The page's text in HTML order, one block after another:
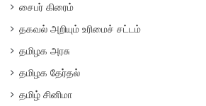
சைபர் கிரைம்
தகவல் அறியும் உரிமைச் சட்டம்
தமிழக அரசு
தமிழக தேர்தல்
தமிழ் சினிமா